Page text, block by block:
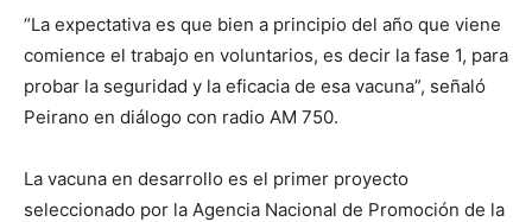
“La expectativa es que bien a principio del año que viene
comience el trabajo en voluntarios, es decir la fase 1, para
probar la seguridad y la eficacia de esa vacuna”, señaló
Peirano en diálogo con radio AM 750.
La vacuna en desarrollo es el primer proyecto
seleccionado por la Agencia Nacional de Promoción de la